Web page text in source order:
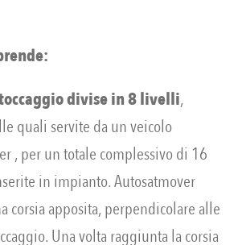
divise in 8 livelli,
quali servite da un veicolo
, per un totale complessivo di 16
in impianto. Autosatmover
corsia apposita, perpendicolare alle
Una volta raggiunta la corsia